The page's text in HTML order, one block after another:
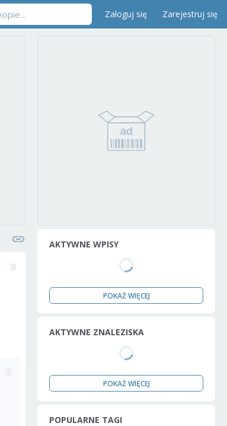
Zaloguj się Zarejestruj się
AKTYWNE WPISY
POKAŻ WIĘCEJ
AKTYWNE ZNALEZISKA
POKAŻ WIĘCEJ
POPULARNE TAGI